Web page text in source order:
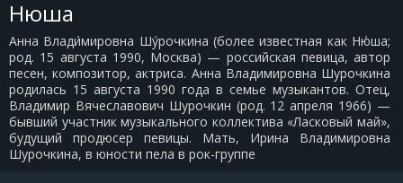
Нюша
Анна Влади́мировна Шу́рочкина (более известная как Ню́ша;
род. 15 августа 1990, Москва) — российская певица, автор
песен, композитор, актриса. Анна Владимировна Шурочкина
родилась 15 августа 1990 года в семье музыкантов. Отец,
Владимир Вячеславович Шурочкин (род. 12 апреля 1966) —
бывший участник музыкального коллектива «Ласковый май»,
будущий продюсер певицы. Мать, Ирина Владимировна
Шурочкина, в юности пела в рок-группе